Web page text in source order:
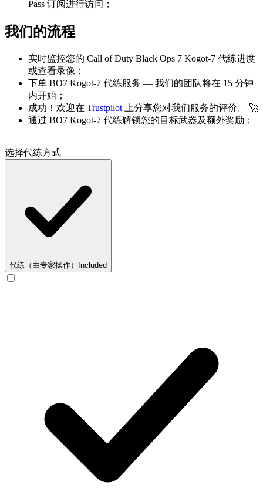
Pass 订阅进行访问；
我们的流程
实时监控您的 Call of Duty Black Ops 7 Kogot-7 代练进度
或查看录像；
下单 BO7 Kogot-7 代练服务 — 我们的团队将在 15 分钟
内开始；
成功！欢迎在 Trustpilot 上分享您对我们服务的评价。 🚀
通过 BO7 Kogot-7 代练解锁您的目标武器及额外奖励；
选择代练方式
代练（由专家操作） Included